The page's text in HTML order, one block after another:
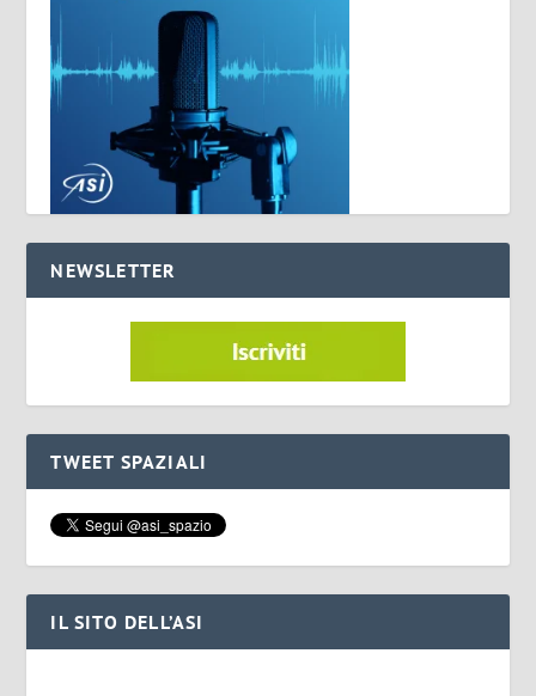
NEWSLETTER
TWEET SPAZIALI
IL SITO DELL’ASI